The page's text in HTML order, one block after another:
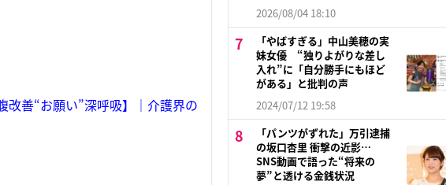
改善“お願い”深呼吸】｜介護界の
2026/08/04 18:10
「やばすぎる」中山美穂の実
妹女優 “独りよがりな差し
入れ”に「自分勝手にもほど
がある」と批判の声
2024/07/12 19:58
「パンツがずれた」万引逮捕
の坂口杏里 衝撃の近影…
SNS動画で語った“将来の
夢”と透ける金銭状況